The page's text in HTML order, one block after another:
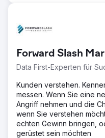
Forward Slash
Data First-Experten für
Kunden verstehen.
messen. Wenn Sie eine
Angriff nehmen und die
wenn Sie verstehen
echten Gewinn bringen,
gerüstet sein möchten